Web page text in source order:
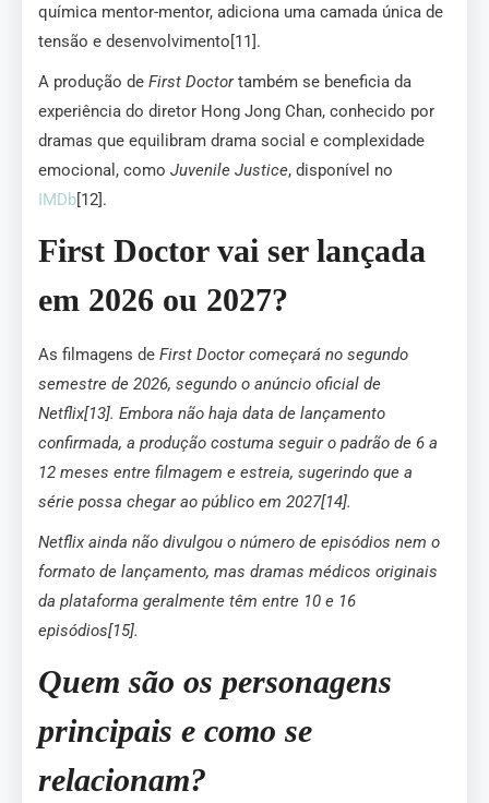
química mentor-mentor, adiciona uma camada única de
tensão e desenvolvimento[11].
A produção de First Doctortambém se beneficia da
experiência do diretor Hong Jong Chan, conhecido por
dramas que equilibram drama social e complexidade
emocional, como Juvenile Justice, disponível no
IMDb[12].
First Doctor vai ser lançada
em 2026 ou 2027?
As filmagens de First Doctor começará no segundo
semestre de 2026, segundo o anúncio oficial de
Netflix[13]. Embora não haja data de lançamento
confirmada, a produção costuma seguir o padrão de 6 a
12 meses entre filmagem e estreia, sugerindo que a
série possa chegar ao público em 2027[14].
Netflix ainda não divulgou o número de episódios nem o
formato de lançamento, mas dramas médicos originais
da plataforma geralmente têm entre 10 e 16
episódios[15].
Quem são os personagens
principais e como se
relacionam?